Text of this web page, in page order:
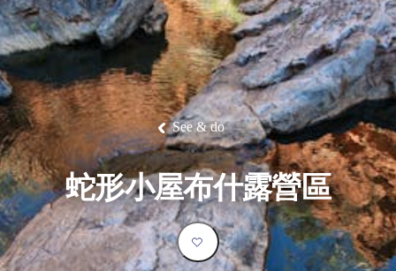
主
目
錄
必
訪
景
點
最
受
歡
迎
目
的
達
爾
文
麗
斯
泉
烏
魯
魯
杜
國
家
公
園
治
菲
特
國
家
公
園
瓦
塔
卡
國
家
公
園
提
維
群
島
東
阿
納
姆
地
馬
塔
蘭
卡
溫
泉
池
尼
特
米
魯
克
國
家
公
園
卡
魯
卡
魯
/
魔
鬼
大
理
石
保
護
區
馬
古
克
瀑
布
茨
奧
里
查
/
西
麥
克
唐
納
國
家
公
園
體
驗
旅
客
化
體
驗
食
攻
略
節
慶
與
活
動
戶
外
和
探
險
然
和
野
生
動
植
物
歷
史
與
文
物
釣
魚
豪
華
旅
游
露
營
和
豪
華
野
營
自
駕
遊
規
劃
和
預
訂
住
宿
導
覽
團
和
交
通
工
具
See & do
蛇形小屋布什露營區